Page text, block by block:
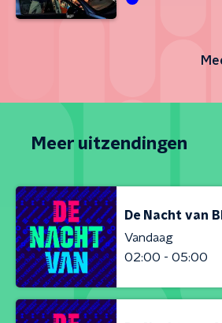
Meer uitzendingen
De Nacht van
Vandaag
02:00 - 05:00